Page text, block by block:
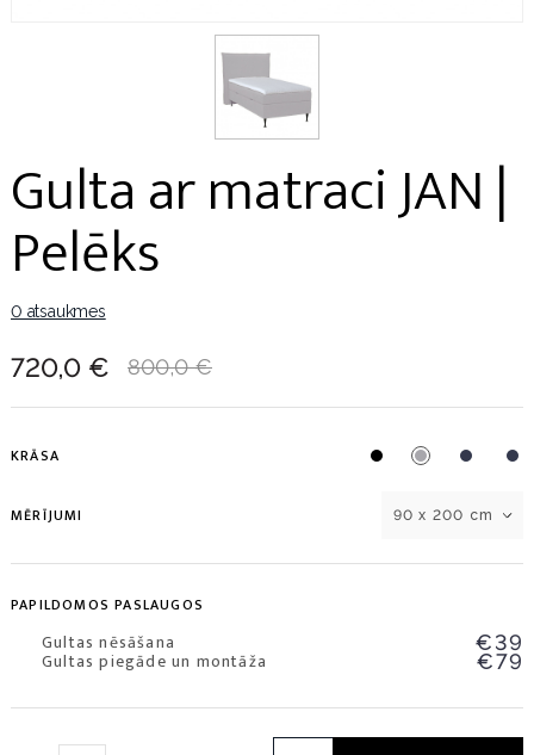
Gulta ar matraci JAN |
Pelēks
0 atsaukmes
720,0 € 800,0 €
KRĀSA
MĒRĪJUMI 90 x 200 cm
PAPILDOMOS PASLAUGOS
Gultas nēsāšana €39
Gultas piegāde un montāža €79